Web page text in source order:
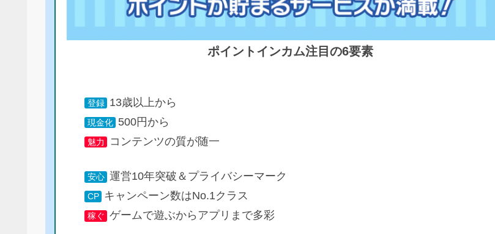
ポイントインカム注目の6要素
登録 13歳以上から
現金化 500円から
魅力 コンテンツの質が随一
安心 運営10年突破＆プライバシーマーク
CP キャンペーン数はNo.1クラス
稼ぐ ゲームで遊ぶからアプリまで多彩